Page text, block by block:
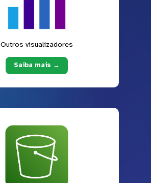
Outros visualizadores
Saiba mais →